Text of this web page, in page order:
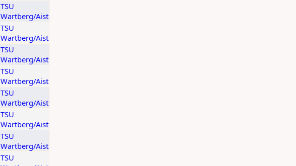
TSU
Wartberg/Aist
TSU
Wartberg/Aist
TSU
Wartberg/Aist
TSU
Wartberg/Aist
TSU
Wartberg/Aist
TSU
Wartberg/Aist
TSU
Wartberg/Aist
TSU